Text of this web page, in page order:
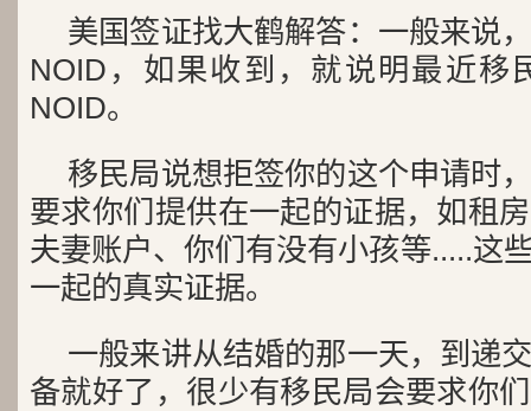
美国签证找大鹤解答：一般来说
NOID，如果收到，就说明最近移
NOID。
移民局说想拒签你的这个申请时
要求你们提供在一起的证据，如租
夫妻账户、你们有没有小孩等.....这
一起的真实证据。
一般来讲从结婚的那一天，到递
备就好了，很少有移民局会要求你